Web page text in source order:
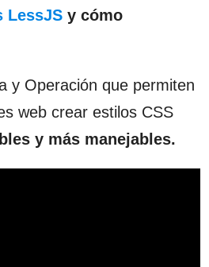
LessJS y cómo
y Operación que permiten
web crear estilos CSS
y más manejables.